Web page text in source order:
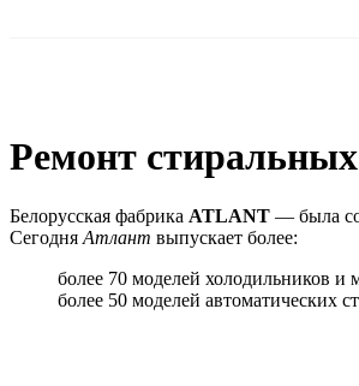
Ремонт
Белорусская фабрика ATLANT — была
Сегодня Атлант выпускает более:
более 70 моделей холодильников
более 50 моделей автоматических